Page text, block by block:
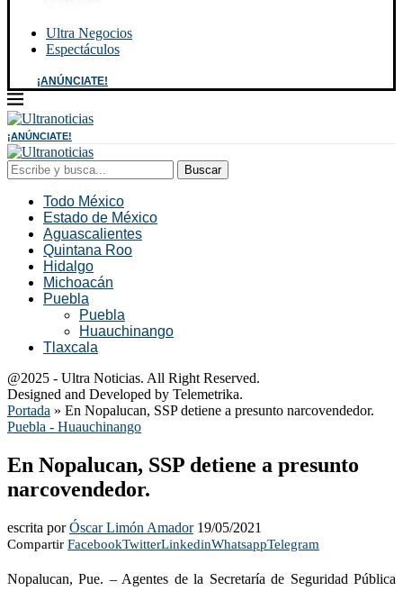
Ultra Negocios
Espectáculos
¡ANÚNCIATE!
¡ANÚNCIATE!
Buscar
Todo México
Estado de México
Aguascalientes
Quintana Roo
Hidalgo
Michoacán
Puebla
Puebla
Huauchinango
Tlaxcala
@2025 - Ultra Noticias. All Right Reserved.
Designed and Developed by Telemetrika.
Portada » En Nopalucan, SSP detiene a presunto narcovendedor.
Puebla - Huauchinango
En Nopalucan, SSP detiene a presunto
narcovendedor.
escrita porÓscar Limón Amador 19/05/2021
Compartir FacebookTwitterLinkedinWhatsappTelegram
Nopalucan, Pue. – Agentes de la Secretaría de Seguridad Pública